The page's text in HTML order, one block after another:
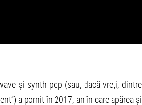
și synth-pop (sau, dacă vreți, dintre
a pornit în 2017, an în care apărea și